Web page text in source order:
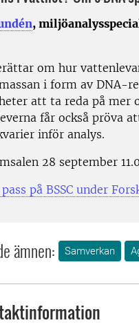
,
om hur
i form av DNA-
att ta reda på mer
får också pröva
inför analys.
28 september
på BSSC under
ämnen: Samverkan